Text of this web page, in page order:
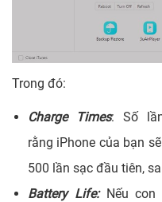
Trong đó:
Charge Times: Số
rằng iPhone của bạn
500 lần sạc đầu tiên,
Battery Life:Nếu con